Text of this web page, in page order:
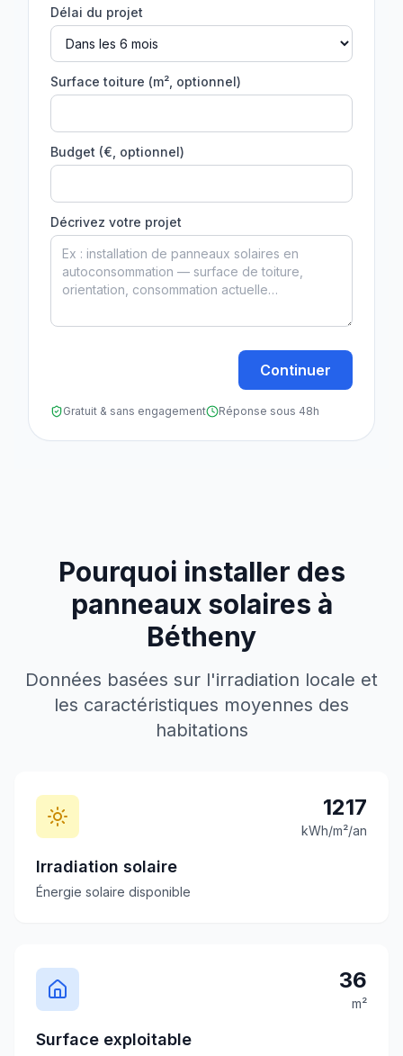
Délai du projet
Surface toiture (m², optionnel)
Budget (€, optionnel)
Décrivez votre projet
Continuer
Gratuit & sans engagement Réponse sous 48h
Pourquoi installer des
panneaux solaires à
Bétheny
Données basées sur l'irradiation locale et
les caractéristiques moyennes des
habitations
1217
kWh/m²/an
Irradiation solaire
Énergie solaire disponible
36
m²
Surface exploitable